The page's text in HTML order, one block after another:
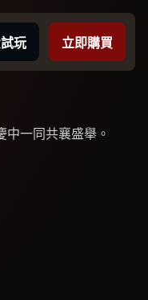
一同共襄盛舉。